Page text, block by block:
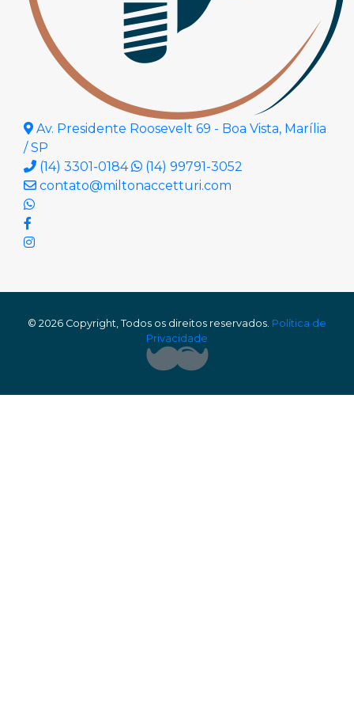
Av. Presidente Roosevelt 69 - Boa Vista, Marília
/ SP
(14) 3301-0184
(14) 99791-3052
contato@miltonaccetturi.com
© 2026 Copyright, Todos os direitos reservados. Política de
Privacidade